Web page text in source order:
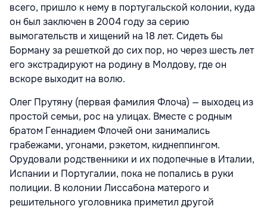
всего, пришло к нему в португальской колонии, куда
он был заключен в 2004 году за серию
вымогательств и хищений на 18 лет. Сидеть бы
Борману за решеткой до сих пор, но через шесть лет
его экстрадируют на родину в Молдову, где он
вскоре выходит на волю.
Олег Прутяну (первая фамилия Флоча) — выходец из
простой семьи, рос на улицах. Вместе с родным
братом Геннадием Флочей они занимались
грабежами, угонами, рэкетом, киднеппингом.
Орудовали родственники и их подопечные в Италии,
Испании и Португалии, пока не попались в руки
полиции. В колонии Лиссабона матерого и
решительного уголовника приметил другой